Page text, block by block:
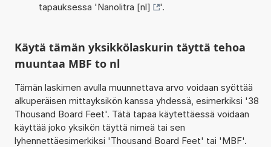
tapauksessa 'Nanolitra [nl] '.
Käytä tämän yksikkölaskurin täyttä tehoa
muuntaa MBF to nl
Tämän laskimen avulla muunnettava arvo voidaan syöttää
alkuperäisen mittayksikön kanssa yhdessä, esimerkiksi '38
Thousand Board Feet'. Tätä tapaa käytettäessä voidaan
käyttää joko yksikön täyttä nimeä tai sen
lyhennettäesimerkiksi 'Thousand Board Feet' tai 'MBF'.